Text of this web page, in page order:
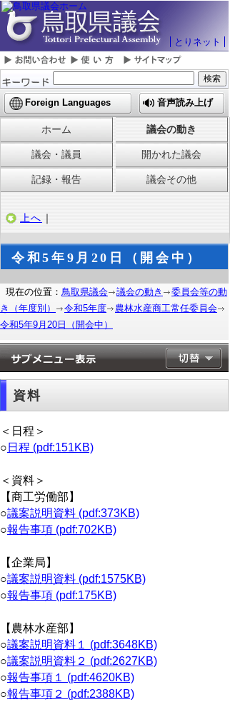
とりネット
Foreign Languages 音声読み上げ
ホーム 議会の動き
議会・議員 開かれた議会
記録・報告 議会その他
上へ ｜
令和5年9月20日（開会中）
現在の位置： 鳥取県議会 議会の動き
委員会等の動
き（年度別）
令和5年度
農林水産商工常任委員会
令和5年9月20日（開会中）
資料
＜日程＞
○ 日程 (pdf:151KB)
＜資料＞
【商工労働部】
○議案説明資料 (pdf:373KB)
○報告事項 (pdf:702KB)
【企業局】
○議案説明資料 (pdf:1575KB)
○報告事項 (pdf:175KB)
【農林水産部】
○議案説明資料１ (pdf:3648KB)
○議案説明資料２ (pdf:2627KB)
○報告事項１ (pdf:4620KB)
○報告事項２ (pdf:2388KB)